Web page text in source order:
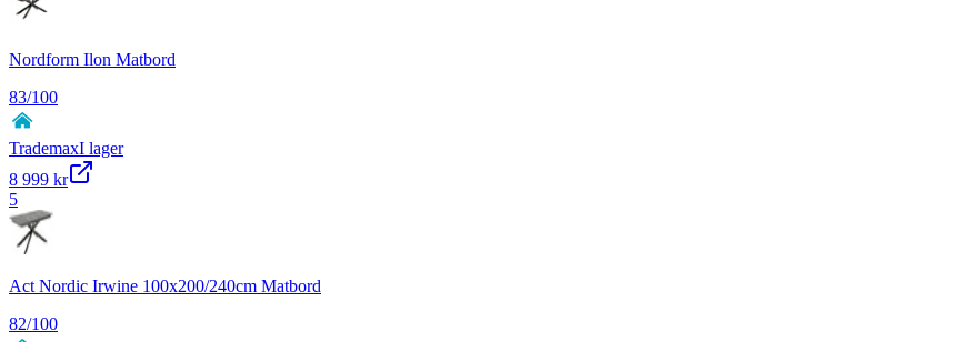
Nordform Ilon Matbord
83/100
TrademaxI lager
8 999 kr
5
Act Nordic Irwine 100x200/240cm Matbord
82/100